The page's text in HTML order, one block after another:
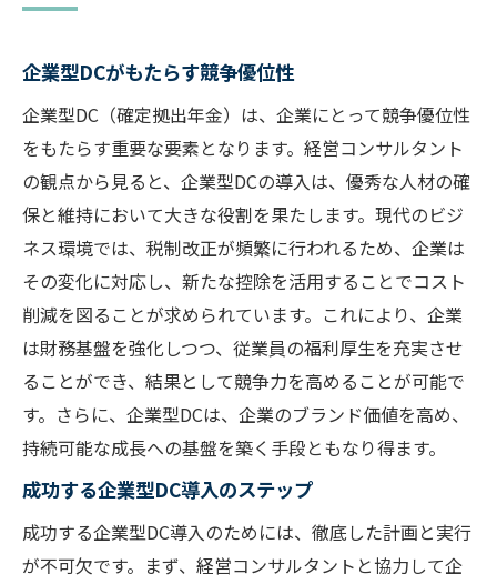
企業型DCがもたらす競争優位性
企業型DC（確定拠出年金）は、企業にとって競争優位性
をもたらす重要な要素となります。経営コンサルタント
の観点から見ると、企業型DCの導入は、優秀な人材の確
保と維持において大きな役割を果たします。現代のビジ
ネス環境では、税制改正が頻繁に行われるため、企業は
その変化に対応し、新たな控除を活用することでコスト
削減を図ることが求められています。これにより、企業
は財務基盤を強化しつつ、従業員の福利厚生を充実させ
ることができ、結果として競争力を高めることが可能で
す。さらに、企業型DCは、企業のブランド価値を高め、
持続可能な成長への基盤を築く手段ともなり得ます。
成功する企業型DC導入のステップ
成功する企業型DC導入のためには、徹底した計画と実行
が不可欠です。まず、経営コンサルタントと協力して企